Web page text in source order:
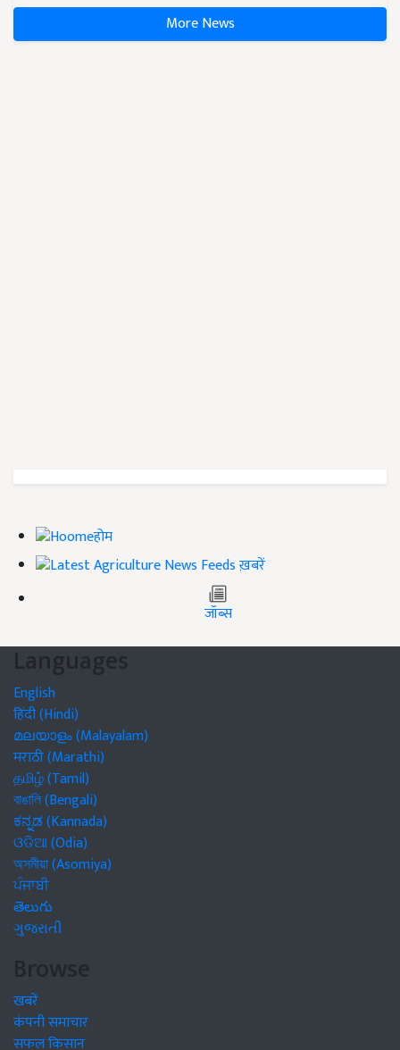
More News
होम
ख़बरें
जॉब्स
Languages
English
हिंदी (Hindi)
മലയാളം (Malayalam)
मराठी (Marathi)
தமிழ் (Tamil)
বাঙালি (Bengali)
ಕನ್ನಡ (Kannada)
ଓଡିଆ (Odia)
অসমীয়া (Asomiya)
ਪੰਜਾਬੀ
తెలుగు
ગુજરાતી
Browse
खबरें
कंपनी समाचार
सफल किसान